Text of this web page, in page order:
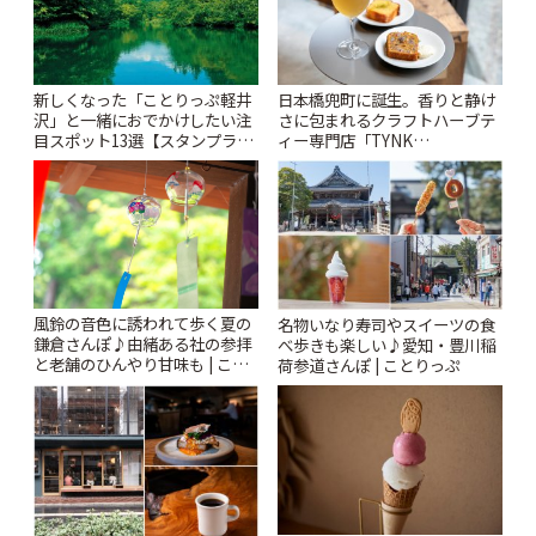
新しくなった「ことりっぷ軽井
沢」と一緒におでかけしたい注
目スポット13選【スタンプラリ
ー開催中】 | ことりっぷ
日本橋兜町に誕生。香りと静け
さに包まれるクラフトハーブテ
ィー専門店「TYNK
Kabutocho」 | ことりっぷ
風鈴の音色に誘われて歩く夏の
鎌倉さんぽ♪由緒ある社の参拝
と老舗のひんやり甘味も | こと
りっぷ
名物いなり寿司やスイーツの食
べ歩きも楽しい♪愛知・豊川稲
荷参道さんぽ | ことりっぷ